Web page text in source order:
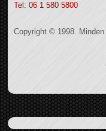
Tel: 06 1 580 5800
Copyright © 1998.